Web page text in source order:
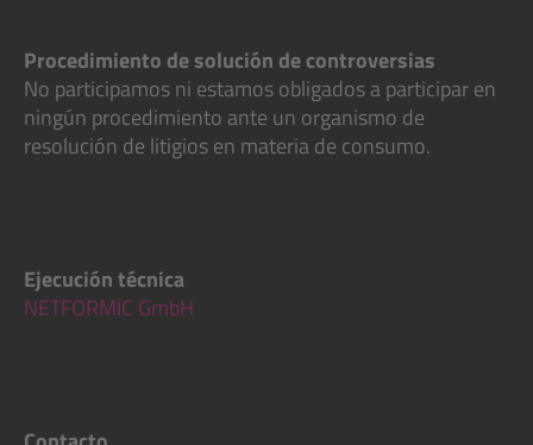
Procedimiento de solución de controversias
No participamos ni estamos obligados a participar en
ningún procedimiento ante un organismo de
resolución de litigios en materia de consumo.
Ejecución técnica
NETFORMIC GmbH